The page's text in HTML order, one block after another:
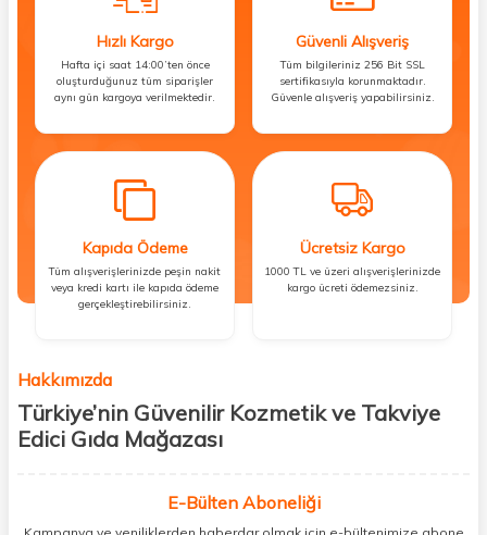
Hızlı Kargo
Hafta içi saat 14:00’ten önce
oluşturduğunuz tüm siparişler
aynı gün kargoya verilmektedir.
Güvenli Alışveriş
Tüm bilgileriniz 256 Bit SSL
sertifikasıyla korunmaktadır.
Güvenle alışveriş yapabilirsiniz.
Kapıda Ödeme
Tüm alışverişlerinizde peşin nakit
veya kredi kartı ile kapıda ödeme
gerçekleştirebilirsiniz.
Ücretsiz Kargo
1000 TL ve üzeri alışverişlerinizde
kargo ücreti ödemezsiniz.
Hakkımızda
Türkiye’nin Güvenilir Kozmetik ve Takviye
Edici Gıda Mağazası
kişisel bakım hem de takviye edici gıda ürünlerini sizlerle
buluşturuyoruz. Artık mağaza mağaza dolaşmanıza gerek yok;
E-Bülten Aboneliği